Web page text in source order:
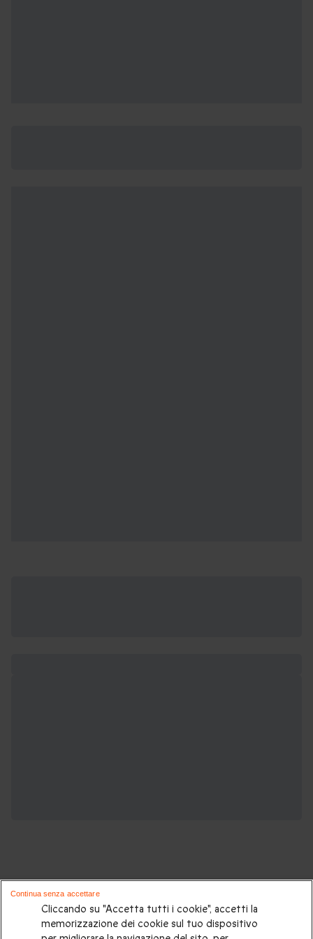
Potrebbero piacerti anche questi cofanetti
regalo:
Cliccando su "Accetta tutti i cookie", accetti la
memorizzazione dei cookie sul tuo dispositivo
Continua senza accettare